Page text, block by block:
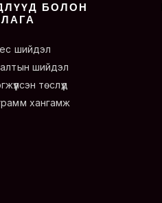
БОЛОН
шийдэл
шийдэл
төслүүд
хангамж